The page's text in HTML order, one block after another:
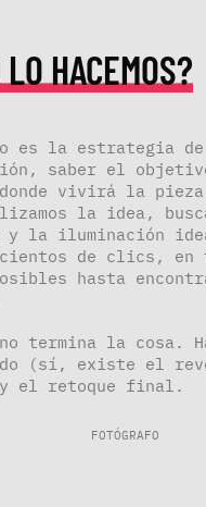
LO HACEMOS?
es la estrategia de
saber el
vivirá la
la idea,
y la iluminación
de clics, en
hasta
termina la cosa.
(sí, existe el
el retoque final.
FOTÓGRAFO